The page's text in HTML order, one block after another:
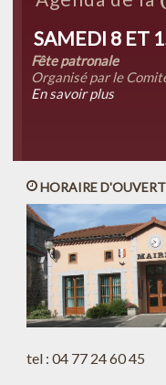
SAMEDI 8 ET
Fête patronale
Organisé par le
En savoir plus
HORAIRE
tel : 04 77 24 60 45